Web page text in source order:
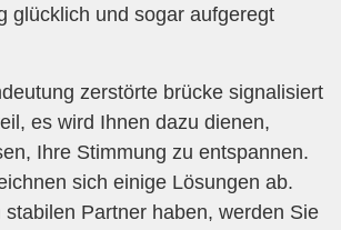
glücklich und sogar aufgeregt
zerstörte brücke signalisiert
es wird Ihnen dazu dienen,
Ihre Stimmung zu entspannen.
sich einige Lösungen ab.
Partner haben, werden Sie